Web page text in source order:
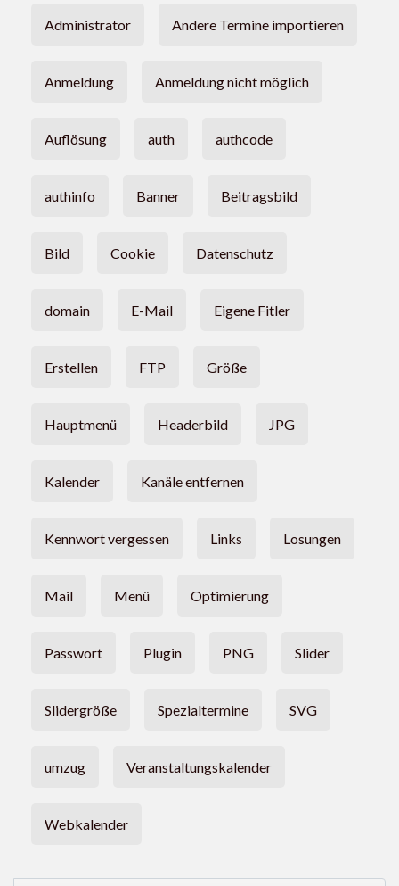
Administrator Andere Termine importieren
Anmeldung Anmeldung nicht möglich
Auflösung auth authcode
authinfo Banner Beitragsbild
Bild Cookie Datenschutz
domain E-Mail Eigene Fitler
Erstellen FTP Größe
Hauptmenü Headerbild JPG
Kalender Kanäle entfernen
Kennwort vergessen Links Losungen
Mail Menü Optimierung
Passwort Plugin PNG Slider
Slidergröße Spezialtermine SVG
umzug Veranstaltungskalender
Webkalender